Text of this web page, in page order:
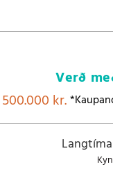
Verð
500.000 kr.